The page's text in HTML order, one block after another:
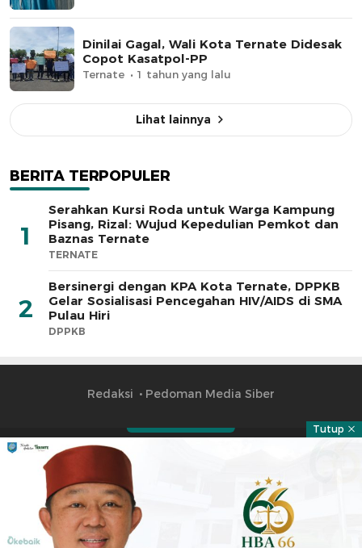
Dinilai Gagal, Wali Kota Ternate Didesak
Copot Kasatpol-PP
Ternate 1 tahun yang lalu
Lihat lainnya
BERITA TERPOPULER
1
Serahkan Kursi Roda untuk Warga Kampung
Pisang, Rizal: Wujud Kepedulian Pemkot dan
Baznas Ternate
TERNATE
2
Bersinergi dengan KPA Kota Ternate, DPPKB
Gelar Sosialisasi Pencegahan HIV/AIDS di SMA
Pulau Hiri
DPPKB
Redaksi Pedoman Media Siber
Tutup